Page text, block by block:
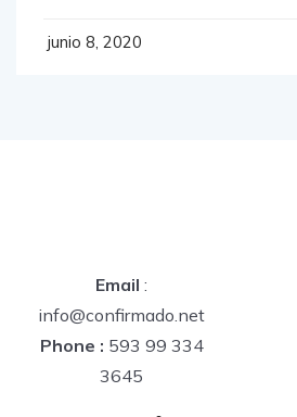
junio 8, 2020
Email :
info@confirmado.net
Phone : 593 99 334
3645